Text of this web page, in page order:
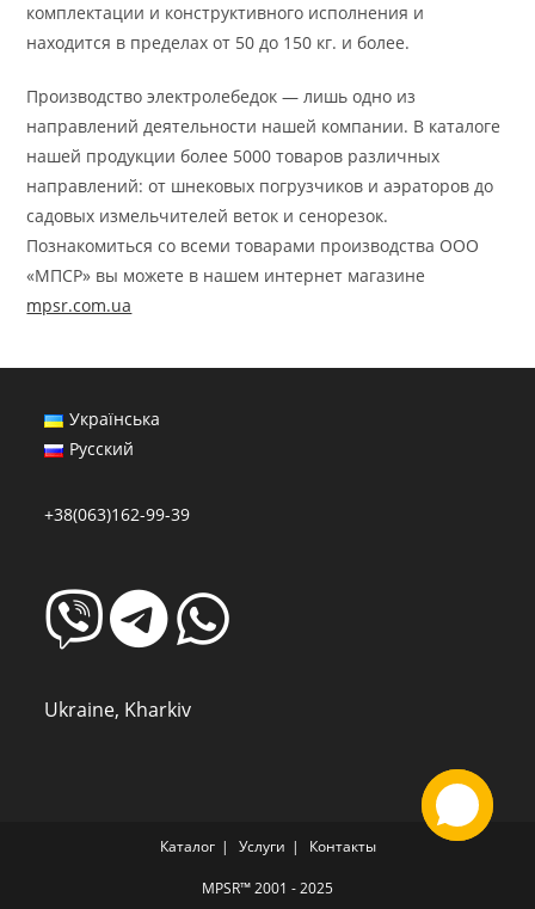
комплектации и конструктивного исполнения и
находится в пределах от 50 до 150 кг. и более.
Производство электролебедок — лишь одно из
направлений деятельности нашей компании. В каталоге
нашей продукции более 5000 товаров различных
направлений: от шнековых погрузчиков и аэраторов до
садовых измельчителей веток и сенорезок.
Познакомиться со всеми товарами производства ООО
«МПСР» вы можете в нашем интернет магазине
mpsr.com.ua
Українська
Русский
+38(063)162-99-39
Ukraine, Kharkiv
Каталог Услуги Контакты
MPSR™ 2001 - 2025